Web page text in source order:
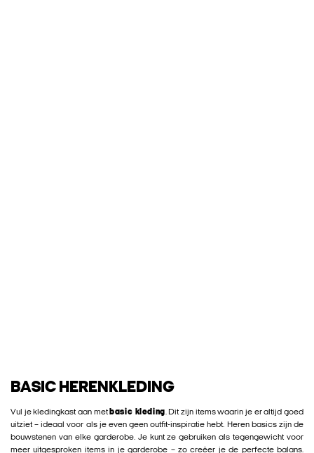
BASIC HERENKLEDING
Vul je kledingkast aan met basic kleding. Dit zijn items waarin je er altijd goed
uitziet – ideaal voor als je even geen outfit-inspiratie hebt. Heren basics zijn de
bouwstenen van elke garderobe. Je kunt ze gebruiken als tegengewicht voor
meer uitgesproken items in je garderobe – zo creëer je de perfecte balans.